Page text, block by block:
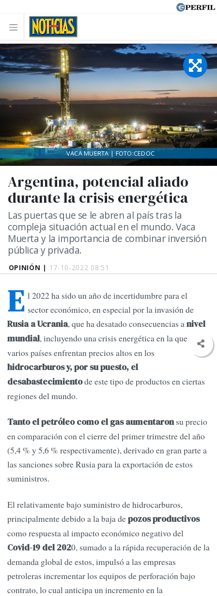
OPINIÓN | 17-10-2022 08:51
Argentina, potencial aliado
durante la crisis energética
Las puertas que se le abren al país tras la
compleja situación actual en el mundo. Vaca
Muerta y la importancia de combinar inversión
pública y privada.
VACA MUERTA | FOTO:CEDOC
E l 2022 ha sido un año de incertidumbre para el
sector económico, en especial por la invasión de
Rusia a Ucrania, que ha desatado consecuencias anivel
mundial, incluyendo una crisis energética en la que
varios países enfrentan precios altos en los
hidrocarburos y, por su puesto, el
desabastecimientode este tipo de productos en ciertas
regiones del mundo.
Tanto el petróleo como el gas aumentaronsu precio
en comparación con el cierre del primer trimestre del año
(5,4 % y 5,6 % respectivamente), derivado en gran parte a
las sanciones sobre Rusia para la exportación de estos
suministros.
El relativamente bajo suministro de hidrocarburos,
principalmente debido a la baja depozos productivos
como respuesta al impacto económico negativo del
Covid-19 del 2020, sumado a la rápida recuperación de la
demanda global de estos, impulsó a las empresas
petroleras incrementar los equipos de perforación bajo
contrato, lo cual anticipa un incremento en la